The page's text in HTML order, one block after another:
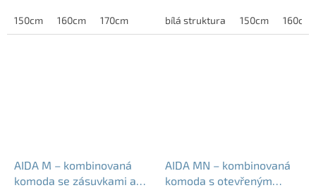
skvěle hodí do ložnice,
obývacího...
150cm 160cm 170cm
šířkám 150, 160 a 170 cm
poskytuje dostatek místa...
bílá struktura 150cm 160cm
AIDA M – kombinovaná
komoda se zásuvkami a
AIDA MN – kombinovaná
komoda s otevřeným